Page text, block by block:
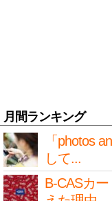
月間ランキング
「photos
して...
B-CASカ